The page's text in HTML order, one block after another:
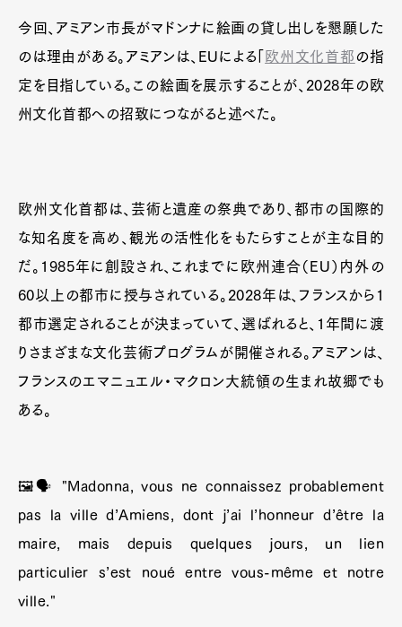
今回、アミアン市長がマドンナに絵画の貸し出しを懇願した
のは理由がある。アミアンは、EUによる「
欧州文化首都 の指
定を目指している。この絵画を展示することが、2028年の欧
州文化首都への招致につながると述べた。
欧州文化首都は、芸術と遺産の祭典であり、都市の国際的
な知名度を高め、観光の活性化をもたらすことが主な目的
だ。1985年に創設され、これまでに欧州連合（EU）内外の
60以上の都市に授与されている。2028年は、フランスから1
都市選定されることが決まっていて、選ばれると、1年間に渡
りさまざまな文化芸術プログラムが開催される。アミアンは、
フランスのエマニュエル・マクロン大統領の生まれ故郷でも
ある。
🖼🗣 "Madonna, vous ne connaissez probablement
pas la ville d’Amiens, dont j’ai l’honneur d’être la
maire, mais depuis quelques jours, un lien
particulier s’est noué entre vous-même et notre
ville."